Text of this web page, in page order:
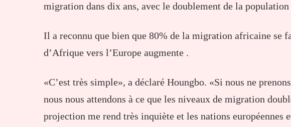
migration dans dix ans, avec le doublement de la
Il a reconnu que bien que 80% de la migration africaine se
d’Afrique vers l’Europe augmente .
«C’est très simple», a déclaré Houngbo. «Si nous ne
nous nous attendons à ce que les niveaux de migration
projection me rend très inquiète et les nations européennes